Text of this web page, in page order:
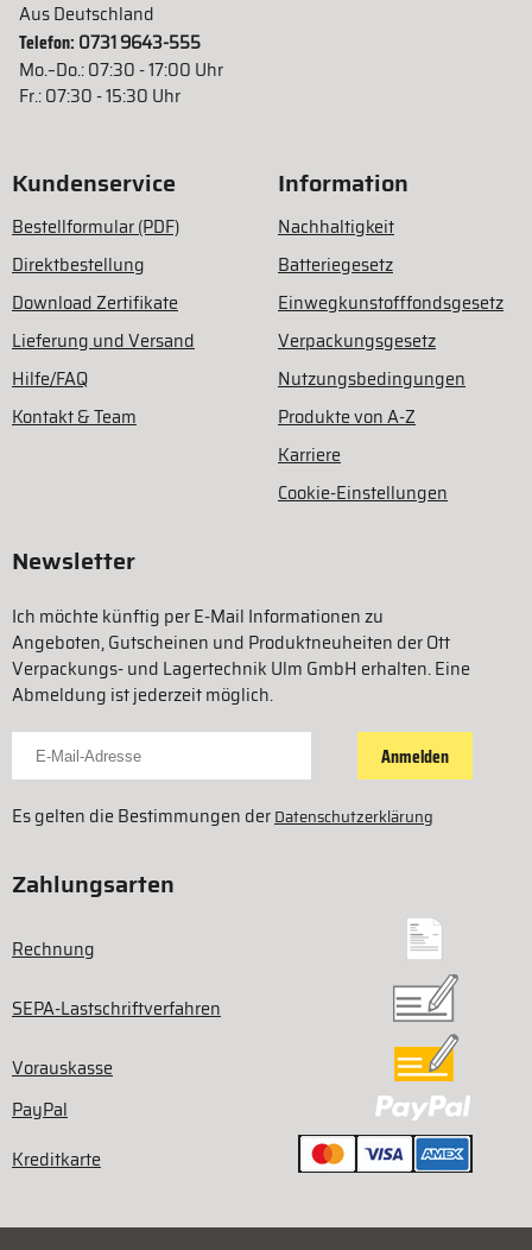
Aus Deutschland
Telefon: 0731 9643-555
Mo.–Do.: 07:30 - 17:00 Uhr
Fr.: 07:30 - 15:30 Uhr
Kundenservice
Bestellformular (PDF)
Direktbestellung
Download Zertifikate
Lieferung und Versand
Hilfe/FAQ
Kontakt & Team
Information
Nachhaltigkeit
Batteriegesetz
Einwegkunstofffondsgesetz
Verpackungsgesetz
Nutzungsbedingungen
Produkte von A-Z
Karriere
Cookie-Einstellungen
Newsletter
Ich möchte künftig per E-Mail Informationen zu
Angeboten, Gutscheinen und Produktneuheiten der Ott
Verpackungs- und Lagertechnik Ulm GmbH erhalten. Eine
Abmeldung ist jederzeit möglich.
Für Newsletter anmelden
Anmelden
Es gelten die Bestimmungen derDatenschutzerklärung
Zahlungsarten
Rechnung
SEPA-Lastschriftverfahren
Vorauskasse
PayPal
Kreditkarte